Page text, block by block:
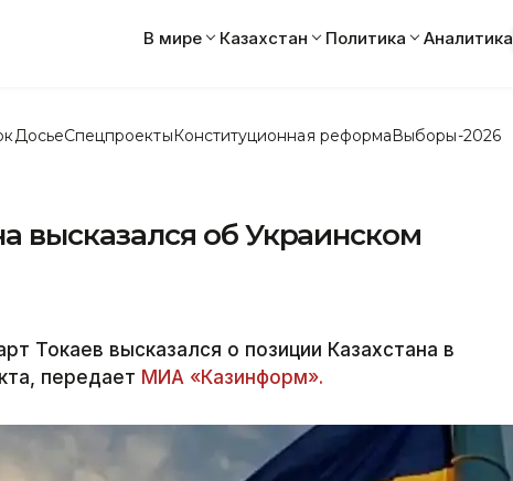
В мире Казахстан Политика Аналитика
ДосьеСпецпроектыКонституционная реформаВыборы-2026
высказался об Украинском
Токаев высказался о позиции Казахстана в
передает МИА «Казинформ».